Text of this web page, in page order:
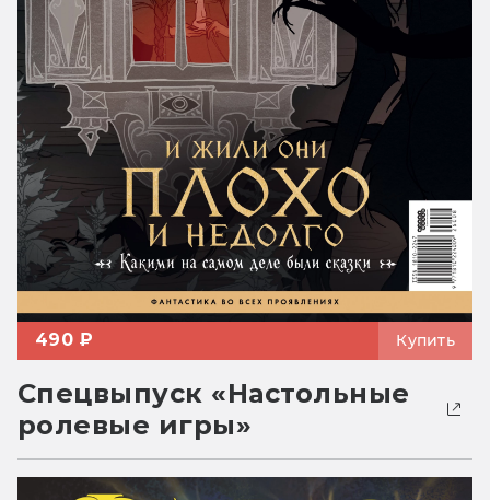
490 ₽ Купить
Спецвыпуск «Настольные
ролевые игры»